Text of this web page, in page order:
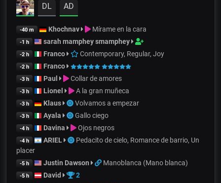
DL AD
-40 m Khochnav Mírame en la cara
-1 h sarah mamphey smamphey
-2 h Franco Contemporary, Regular, Joy
-2 h Franco
-3 h Paul Collar de amores
-3 h Lionel A la gran muñeca
-3 h Klaus Volvamos a empezar
-3 h Ayala Gallo ciego
-4 h Davina Ojos negros
-4 h ARIEL
Pedacito de cielo, Romance de barrio, Un
placer
-5 h Justin Dawson Manoblanca (Mano blanca)
-5 h David 2